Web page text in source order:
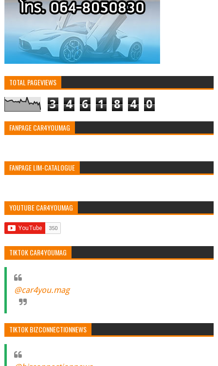
TOTAL PAGEVIEWS
3 4 6 1 8 4 0
FANPAGE CAR4YOUMAG
FANPAGE LIM-CATALOGUE
YOUTUBE CAR4YOUMAG
TIKTOK CAR4YOUMAG
@car4you.mag
TIKTOK BIZCONNECTIONNEWS